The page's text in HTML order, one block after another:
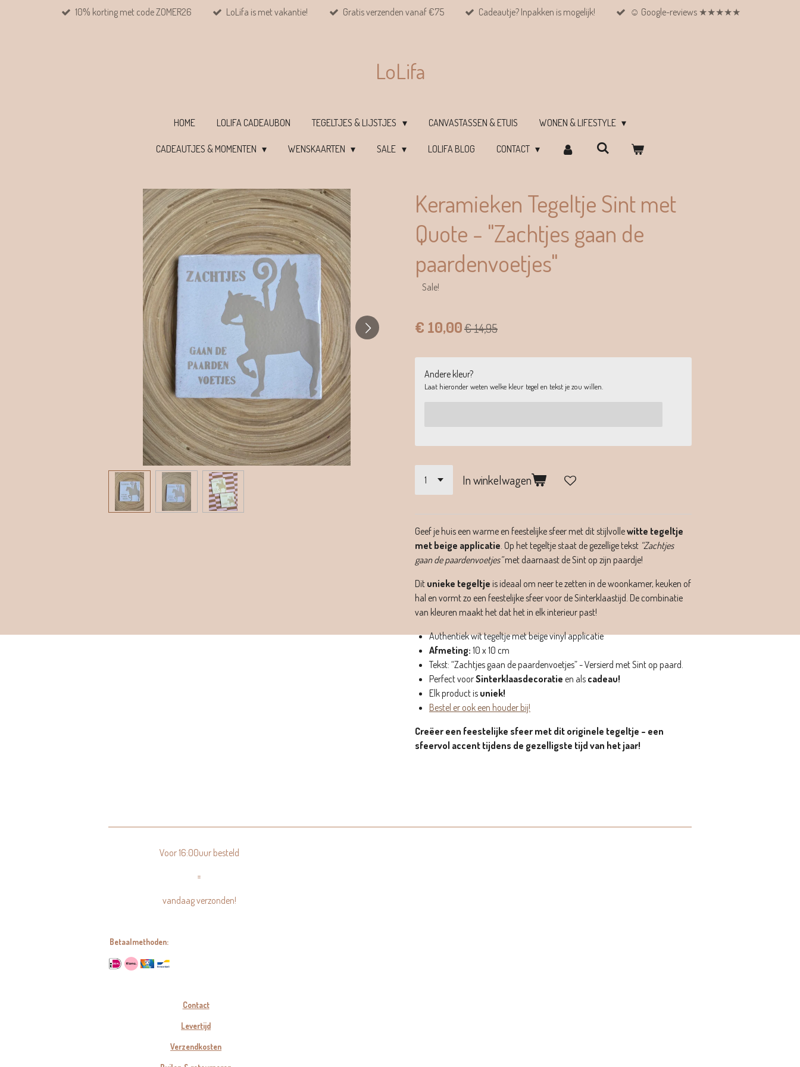
10% korting met code ZOMER26 LoLifa is met vakantie! Gratis verzenden vanaf €75 Cadeautje? Inpakken is mogelijk! ☺︎ Google-reviews ★★★★★
LoLifa
HOME LOLIFA CADEAUBON TEGELTJES & LIJSTJES CANVASTASSEN & ETUIS WONEN & LIFESTYLE
CADEAUTJES & MOMENTEN WENSKAARTEN SALE LOLIFA BLOG CONTACT
Keramieken Tegeltje Sint met
Quote - "Zachtjes gaan de
paardenvoetjes"
Sale!
€ 10,00€ 14,95
Andere kleur?
Laat hieronder weten welke kleur tegel en tekst je zou willen.
In winkelwagen
Geef je huis een warme en feestelijke sfeer met dit stijlvollewitte tegeltje
met beige applicatie. Op het tegeltje staat de gezellige tekst “Zachtjes
gaan de paardenvoetjes”met daarnaast de Sint op zijn paardje!
Dit unieke tegeltje is ideaal om neer te zetten in de woonkamer, keuken of
hal en vormt zo een feestelijke sfeer voor de Sinterklaastijd. De combinatie
van kleuren maakt het dat het in elk interieur past!
Authentiek wit tegeltje met beige vinyl applicatie
Afmeting: 10 x 10 cm
Tekst: “Zachtjes gaan de paardenvoetjes” - Versierd met Sint op paard.
Perfect voorSinterklaasdecoratie en als cadeau!
Elk product is uniek!
Bestel er ook een houder bij!
Creëer een feestelijke sfeer met dit originele tegeltje – een
sfeervol accent tijdens de gezelligste tijd van het jaar!
Voor 16:00uur besteld
=
vandaag verzonden!
Betaalmethoden:
Contact
Levertijd
Verzendkosten